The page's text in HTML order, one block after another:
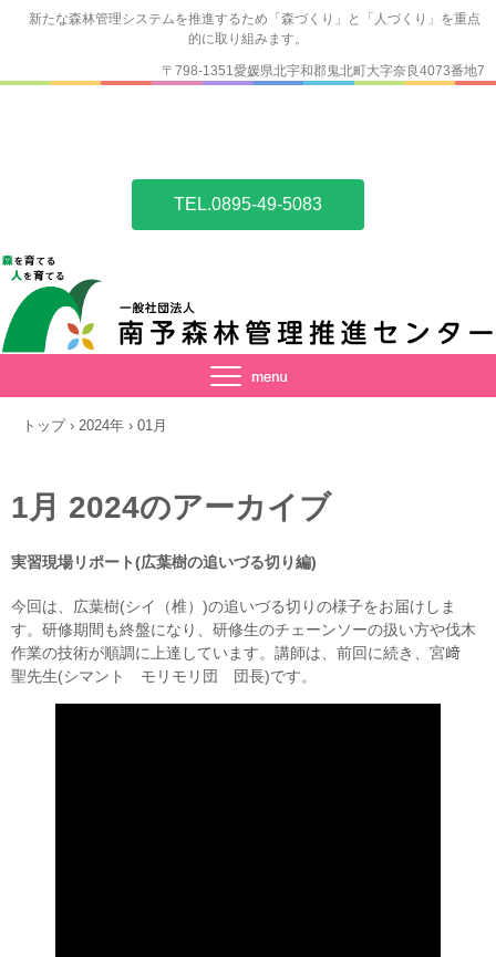
新たな森林管理システムを推進するため「森づくり」と「人づくり」を重点
的に取り組みます。
TEL.0895-49-5083
〒798-1351愛媛県北宇和郡鬼北町大字奈良4073番地7
トップ › 2024年 › 01月
1月 2024のアーカイブ
実習現場リポート(広葉樹の追いづる切り編)
今回は、広葉樹(シイ（椎）)の追いづる切りの様子をお届けしま
す。研修期間も終盤になり、研修生のチェーンソーの扱い方や伐木
作業の技術が順調に上達しています。講師は、前回に続き、宮﨑
聖先生(シマント モリモリ団 団長)です。